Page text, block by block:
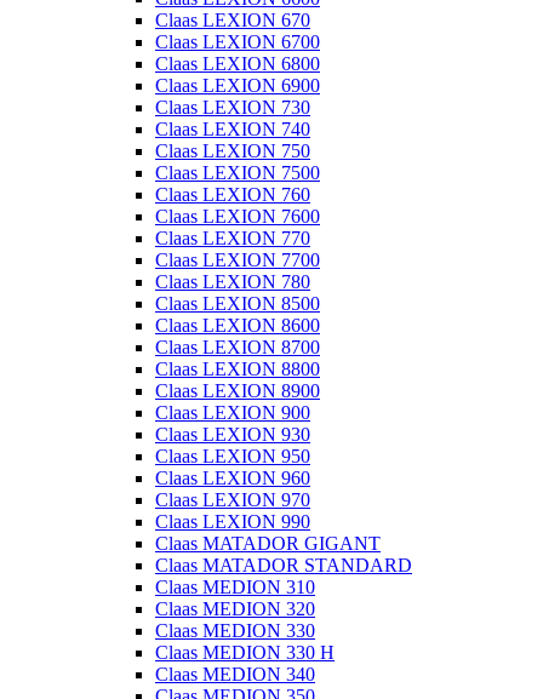
Claas LEXION 670
Claas LEXION 6700
Claas LEXION 6800
Claas LEXION 6900
Claas LEXION 730
Claas LEXION 740
Claas LEXION 750
Claas LEXION 7500
Claas LEXION 760
Claas LEXION 7600
Claas LEXION 770
Claas LEXION 7700
Claas LEXION 780
Claas LEXION 8500
Claas LEXION 8600
Claas LEXION 8700
Claas LEXION 8800
Claas LEXION 8900
Claas LEXION 900
Claas LEXION 930
Claas LEXION 950
Claas LEXION 960
Claas LEXION 970
Claas LEXION 990
Claas MATADOR GIGANT
Claas MATADOR STANDARD
Claas MEDION 310
Claas MEDION 320
Claas MEDION 330
Claas MEDION 330 H
Claas MEDION 340